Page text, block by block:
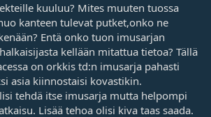
kuuluu? Mites muuten tuossa
kanteen tulevat putket,onko ne
Entä onko tuon imusarjan
kellään mitattua tietoa? Tällä
on orkkis td:n imusarja pahasti
asia kiinnostaisi kovastikin.
tehdä itse imusarja mutta helpompi
Lisää tehoa olisi kiva taas saada.